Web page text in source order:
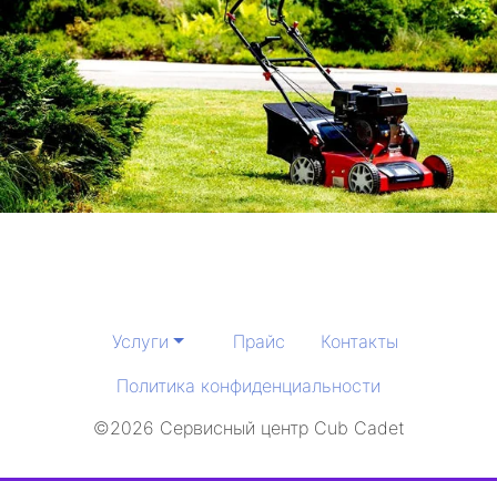
Услуги Прайс
Контакты
Политика конфиденциальности
©2026 Сервисный центр Cub Cadet